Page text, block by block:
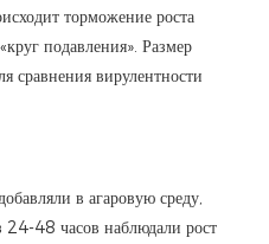
торможение роста
подавления». Размер
сравнения вирулентности
в агаровую среду,
24-48 часов наблюдали рост